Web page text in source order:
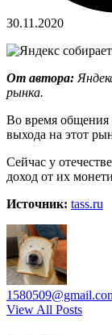
30.11.2020
От автора:
рынка.
Во время общения
выхода на этот
Сейчас у
доход от их
Источник: tass.ru
View All Posts